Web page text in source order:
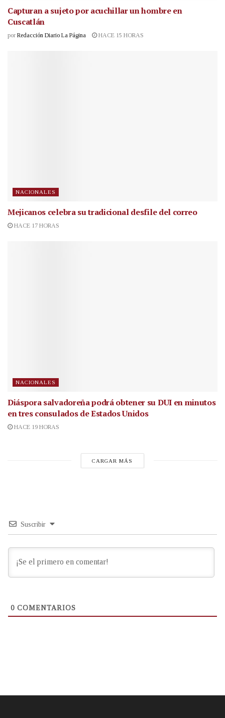
Capturan a sujeto por acuchillar un hombre en
Cuscatlán
por Redacción Diario La Página HACE 15 HORAS
NACIONALES
Mejicanos celebra su tradicional desfile del correo
HACE 17 HORAS
NACIONALES
Diáspora salvadoreña podrá obtener su DUI en minutos
en tres consulados de Estados Unidos
HACE 19 HORAS
CARGAR MÁS
Suscribir
0 COMENTARIOS